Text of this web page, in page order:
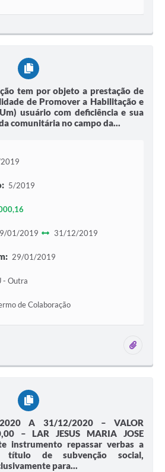
tem por objeto a prestação de
de Promover a Habilitação e
usuário com deficiência e sua
comunitária no campo da...
5/2019
01/2019 31/12/2019
29/01/2019
- Outra
de Colaboração
2020 A 31/12/2020 – VALOR
– LAR JESUS MARIA JOSE
instrumento repassar verbas a
a título de subvenção social,
para...